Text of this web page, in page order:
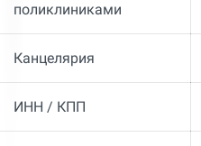
поликлиниками
Канцелярия
ИНН / КПП